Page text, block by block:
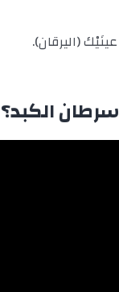
(اليرقان).
الكبد؟